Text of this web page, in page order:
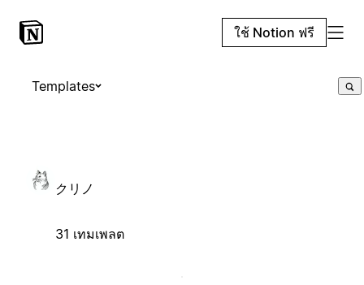
ใช้ Notion ฟรี
Templates
クリノ
31 เทมเพลต